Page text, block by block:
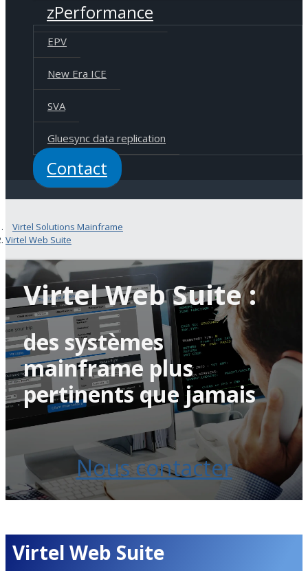
zPerformance
EPV
New Era ICE
SVA
Gluesync data replication
Contact
Virtel Solutions Mainframe
Virtel Web Suite
Virtel Web Suite :
des systèmes
mainframe plus
pertinents que jamais
Nous contacter
Virtel Web Suite